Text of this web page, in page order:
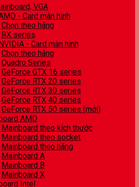
VGA
- Card màn hình
Chọn theo hãng
RX series
- Card màn hình
Chọn theo hãng
Quadro Series
GeForce GTX 16 series
GeForce RTX 20 series
GeForce RTX 30 series
GeForce RTX 40 series
GeForce RTX 50 series (mới)
AMD
Mainboard theo kích thước
Mainboard theo socket
Mainboard theo hãng
Mainboard A
Mainboard B
Mainboard X
Intel